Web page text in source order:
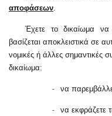
αποφάσεων.
Έχετε το δικαίωμα
βασίζεται αποκλειστικά σε
νομικές ή άλλες σημαντικές
δικαίωμα:
- να
- να εκφράζετε